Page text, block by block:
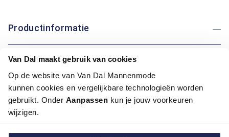
Van Dal maakt gebruik van cookies
Op de website van Van Dal Mannenmode
kunnen cookies en vergelijkbare technologieën worden
gebruikt. Onder Aanpassen kun je jouw voorkeuren
wijzigen.
Productinformatie
Artikelnummer
1010441-10-M
Maatinformatie
Over Bartlett